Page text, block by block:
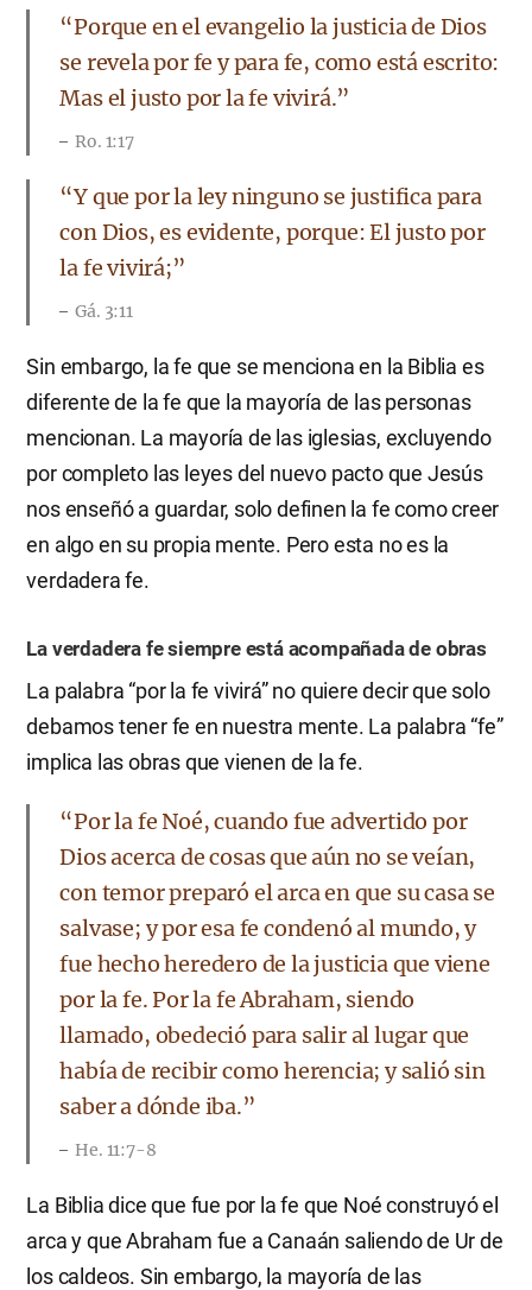
“Porque en el evangelio la justicia de Dios
se revela por fe y para fe, como está escrito:
Mas el justo por la fe vivirá.”
Ro. 1:17
“Y que por la ley ninguno se justifica para
con Dios, es evidente, porque: El justo por
la fe vivirá;”
Gá. 3:11
Sin embargo, la fe que se menciona en la Biblia es
diferente de la fe que la mayoría de las personas
mencionan. La mayoría de las iglesias, excluyendo
por completo las leyes del nuevo pacto que Jesús
nos enseñó a guardar, solo definen la fe como creer
en algo en su propia mente. Pero esta no es la
verdadera fe.
La verdadera fe siempre está acompañada de obras
La palabra “por la fe vivirá” no quiere decir que solo
debamos tener fe en nuestra mente. La palabra “fe”
implica las obras que vienen de la fe.
“Por la fe Noé, cuando fue advertido por
Dios acerca de cosas que aún no se veían,
con temor preparó el arca en que su casa se
salvase; y por esa fe condenó al mundo, y
fue hecho heredero de la justicia que viene
por la fe. Por la fe Abraham, siendo
llamado, obedeció para salir al lugar que
había de recibir como herencia; y salió sin
saber a dónde iba.”
He. 11:7-8
La Biblia dice que fue por la fe que Noé construyó el
arca y que Abraham fue a Canaán saliendo de Ur de
los caldeos. Sin embargo, la mayoría de las